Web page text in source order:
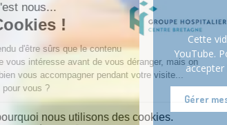
Cette
YouTube.
accepter
Gérer